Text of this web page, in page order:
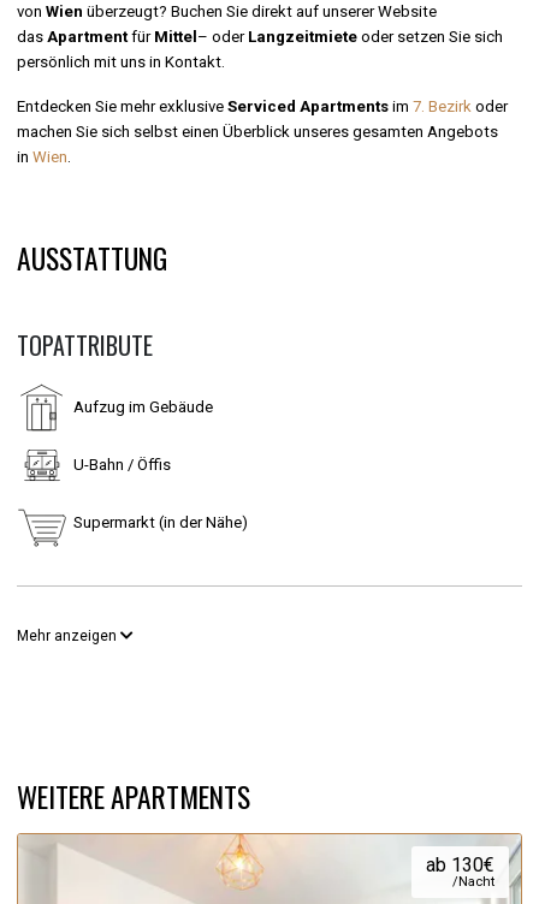
vonWien überzeugt? Buchen Sie direkt auf unserer Website
das Apartment für Mittel – oder Langzeitmiete oder setzen Sie sich
persönlich mit uns in Kontakt.
Entdecken Sie mehr exklusiveServiced Apartments im7. Bezirk oder
machen Sie sich selbst einen Überblick unseres gesamten Angebots
inWien
AUSSTATTUNG
TOPATTRIBUTE
Aufzug im Gebäude
U-Bahn / Öffis
Supermarkt (in der Nähe)
Mehr anzeigen
WEITERE APARTMENTS
ab 130€
/Nacht